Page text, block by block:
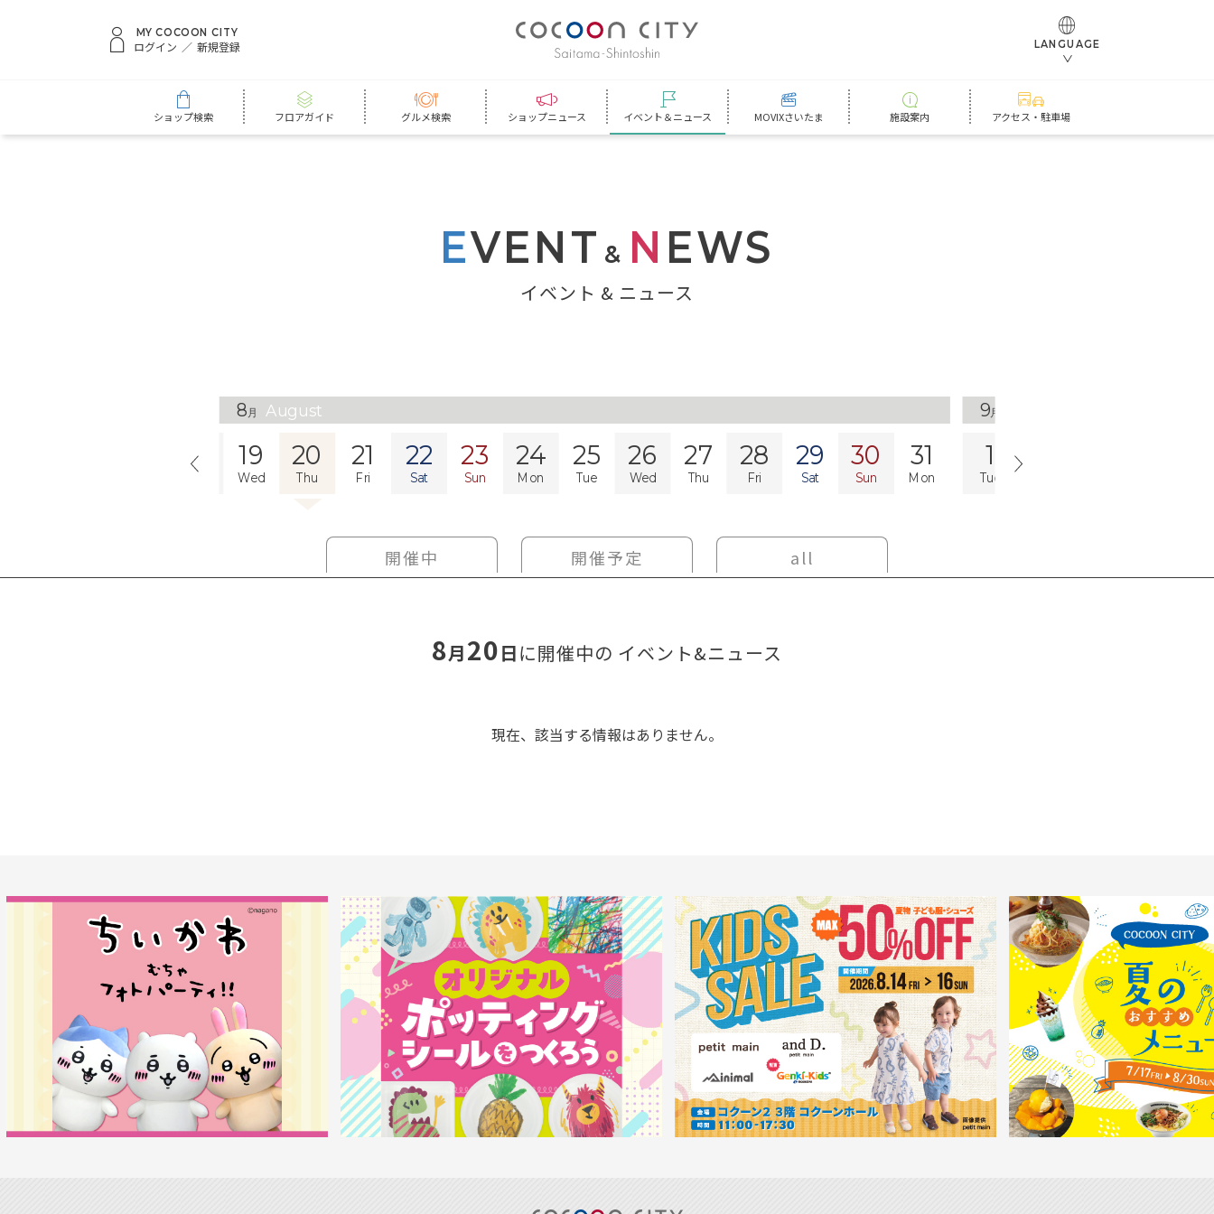
MY COCOON CITY
ログイン 新規登録 LANGUAGE
ショップ検索 フロアガイド グルメ検索 ショップニュース イベント＆ニュース MOVIXさいたま 施設案内 アクセス・駐車場
EVENT & N EWS
イベント & ニュース
8 月 August
18 19
Wed
20
Thu
21
Fri
22
Sat
23
Sun
24
Mon
25
Tue
26
Wed
27
Thu
28
Fri
29
Sat
30
Sun
31
Mon
9月
1
Tue
開催中 開催予定 all
8月20日に開催中の イベント&ニュース
現在、該当する情報はありません。